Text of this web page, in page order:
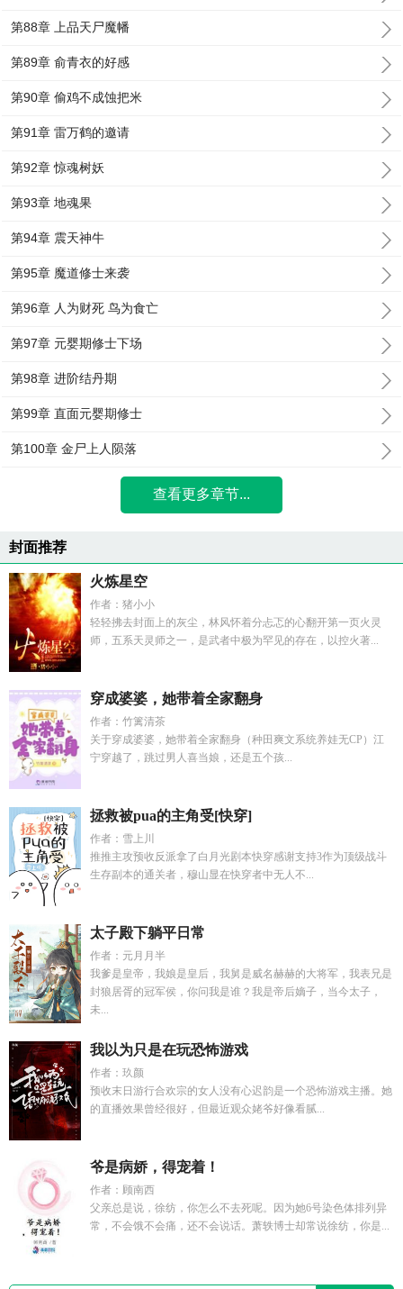
第88章 上品天尸魔幡
第89章 俞青衣的好感
第90章 偷鸡不成蚀把米
第91章 雷万鹤的邀请
第92章 惊魂树妖
第93章 地魂果
第94章 震天神牛
第95章 魔道修士来袭
第96章 人为财死 鸟为食亡
第97章 元婴期修士下场
第98章 进阶结丹期
第99章 直面元婴期修士
第100章 金尸上人陨落
查看更多章节...
封面推荐
火炼星空
作者：猪小小
轻轻拂去封面上的灰尘，林风怀着分忐忑的心翻开第一页火灵
师，五系天灵师之一，是武者中极为罕见的存在，以控火著...
穿成婆婆，她带着全家翻身
作者：竹篱清茶
关于穿成婆婆，她带着全家翻身（种田爽文系统养娃无CP）江
宁穿越了，跳过男人喜当娘，还是五个孩...
拯救被pua的主角受[快穿]
作者：雪上川
推推主攻预收反派拿了白月光剧本快穿感谢支持3作为顶级战斗
生存副本的通关者，穆山显在快穿者中无人不...
太子殿下躺平日常
作者：元月月半
我爹是皇帝，我娘是皇后，我舅是威名赫赫的大将军，我表兄是
封狼居胥的冠军侯，你问我是谁？我是帝后嫡子，当今太子，
未...
我以为只是在玩恐怖游戏
作者：玖颜
预收末日游行合欢宗的女人没有心迟韵是一个恐怖游戏主播。她
的直播效果曾经很好，但最近观众姥爷好像看腻...
爷是病娇，得宠着！
作者：顾南西
父亲总是说，徐纺，你怎么不去死呢。因为她6号染色体排列异
常，不会饿不会痛，还不会说话。萧轶博士却常说徐纺，你是...